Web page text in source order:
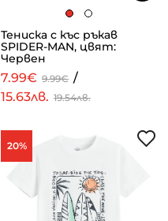
Тениска с къс ръкав
SPIDER-MAN, цвят:
Червен
7.99€ 9.99€ /
15.63лв. 19.54лв.
20%